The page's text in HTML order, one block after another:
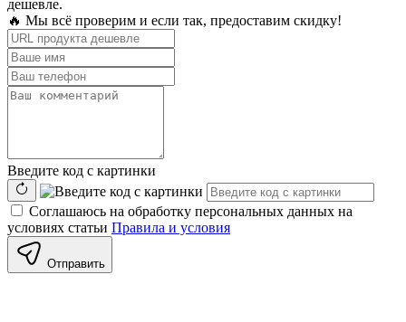
дешевле.
🔥 Мы всё проверим и если так, предоставим скидку!
Введите код с картинки
Соглашаюсь на обработку персональных данных на
условиях статьи Правила и условия
Отправить